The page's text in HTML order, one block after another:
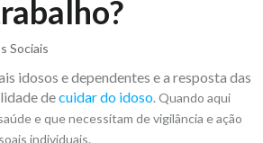
Sociais
idosos e dependentes e a resposta das
decuidar do idoso. Quando aqui
e que necessitam de vigilância e ação
individuais.